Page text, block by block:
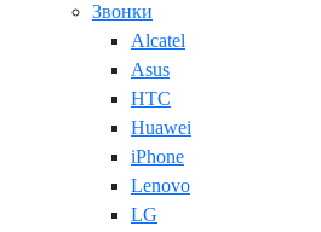
Звонки
Alcatel
Asus
HTC
Huawei
iPhone
Lenovo
LG